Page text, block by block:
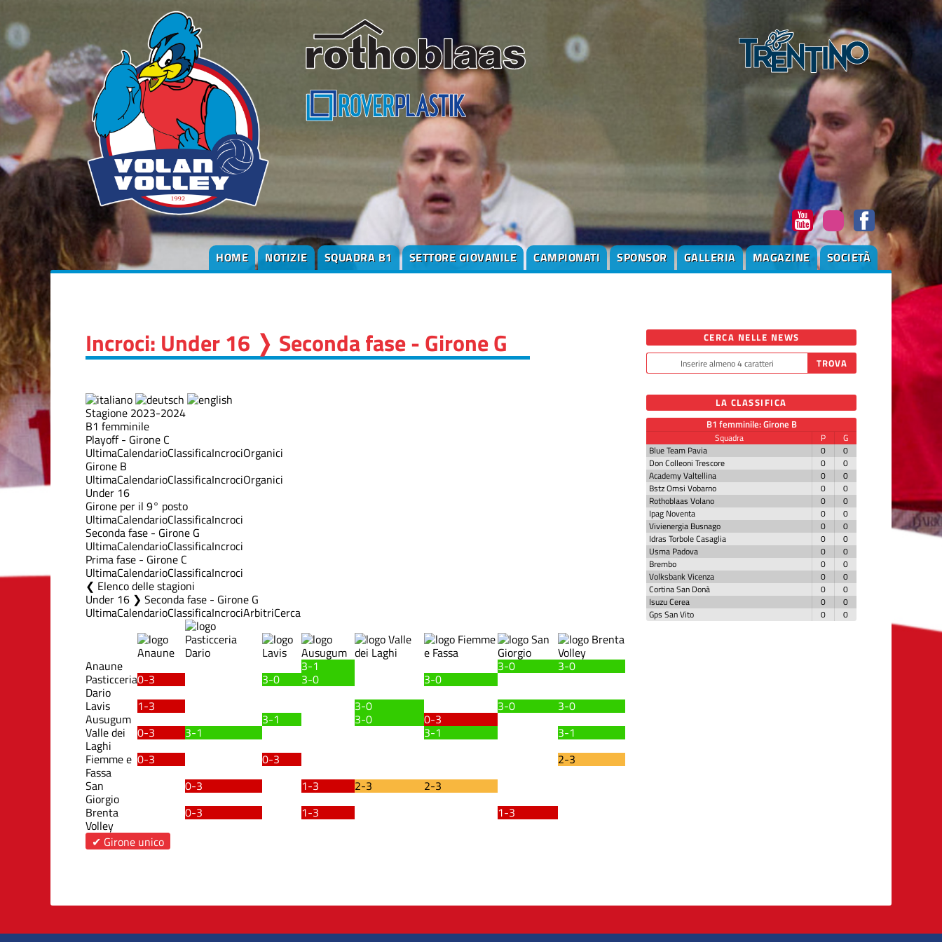
HOME NOTIZIE SQUADRA B1 SETTORE GIOVANILE CAMPIONATI SPONSOR GALLERIA MAGAZINE SOCIETÀ
Incroci: Under 16 ❭ Seconda fase - Girone G
Stagione 2023-2024
B1 femminile
Playoff - Girone C
UltimaCalendarioClassificaIncrociOrganici
Girone B
UltimaCalendarioClassificaIncrociOrganici
Under 16
Girone per il 9° posto
UltimaCalendarioClassificaIncroci
Seconda fase - Girone G
UltimaCalendarioClassificaIncroci
Prima fase - Girone C
UltimaCalendarioClassificaIncroci
Elenco delle stagioni
Under 16 ❯ Seconda fase - Girone G
UltimaCalendarioClassificaIncrociArbitriCerca
Anaune 3-1 3-0 3-0
Pasticceria
Dario
0-3 3-0 3-0
3-0
Lavis
1-3 3-0 3-0 3-0
Ausugum 3-1 3-0 0-3
Valle dei
Laghi
0-3 3-1 3-1
3-1
Fiemme e
Fassa
0-3 0-3
2-3
San
Giorgio
0-3 1-3 2-3
2-3
Brenta
Volley
0-3 1-3
1-3
✔ Girone unico
CERCA NELLE NEWS
LA CLASSIFICA
B1 femminile: Girone B
Squadra P
G
Blue Team Pavia
0
0
Don Colleoni Trescore
0
0
Academy Valtellina
0
0
Bstz Omsi Vobarno
0
0
Rothoblaas Volano
0
0
Ipag Noventa
0
0
Vivienergia Busnago
0
0
Idras Torbole Casaglia
0
0
Usma Padova
0
0
Brembo
0
0
Volksbank Vicenza
0
0
Cortina San Donà
0
0
Isuzu Cerea
0
0
Gps San Vito
0 0